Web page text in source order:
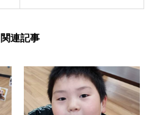
関連記事